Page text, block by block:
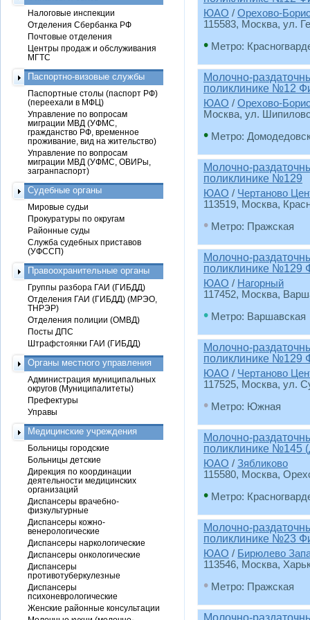
ЮАО / Орехово-
115583, Москва, ул.
• Метро:
Молочно-
поликлинике №12
ЮАО / Орехово-
Москва, ул.
• Метро:
Молочно-
поликлинике №129
ЮАО / Чертаново
113519, Москва,
• Метро: Пражская
Молочно-
поликлинике
ЮАО / Нагорный
117452, Москва,
• Метро: Варшавская
Молочно-
поликлинике
ЮАО / Чертаново
117525, Москва, ул.
• Метро: Южная
Молочно-
поликлинике №145
ЮАО / Зябликово
115580, Москва,
• Метро:
Молочно-
поликлинике №23
ЮАО / Бирюлево
113546, Москва,
• Метро: Пражская
Молочно-
Налоговые инспекции
Отделения Сбербанка РФ
Почтовые отделения
Центры продаж и обслуживания
МГТС
Паспортно-визовые службы
Паспортные столы (паспорт РФ)
(переехали в МФЦ)
Управление по вопросам
миграции МВД (УФМС,
гражданство РФ, временное
проживание, вид на жительство)
Управление по вопросам
миграции МВД (УФМС, ОВИРы,
загранпаспорт)
Судебные органы
Мировые судьи
Прокуратуры по округам
Районные суды
Служба судебных приставов
(УФССП)
Правоохранительные органы
Группы разбора ГАИ (ГИБДД)
Отделения ГАИ (ГИБДД) (МРЭО,
ТНРЭР)
Отделения полиции (ОМВД)
Посты ДПС
Штрафстоянки ГАИ (ГИБДД)
Органы местного управления
Администрация муниципальных
округов (Муниципалитеты)
Префектуры
Управы
Медицинские учреждения
Больницы городские
Больницы детские
Дирекция по координации
деятельности медицинских
организаций
Диспансеры врачебно-
физкультурные
Диспансеры кожно-
венерологические
Диспансеры наркологические
Диспансеры онкологические
Диспансеры
противотуберкулезные
Диспансеры
психоневрологические
Женские районные консультации